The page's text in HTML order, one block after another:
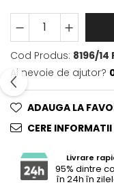
Cod Produs: 8196/14
Ai nevoie de ajutor?
ADAUGA LA
CERE INFORMATII
Livrare
95% dintre
în 24h în